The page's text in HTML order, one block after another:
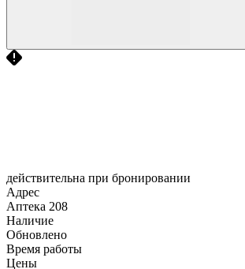
действительна при бронировании
Адрес
Аптека 208
Наличие
Обновлено
Время работы
Цены